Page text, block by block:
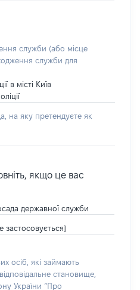
служби (або місце
служби для
в місті Київ
на яку претендуєте як
якщо це вас
державної служби
застосовується]
осіб, які займають
становище,
України “Про